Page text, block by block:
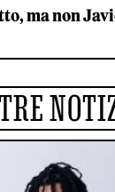
ma non